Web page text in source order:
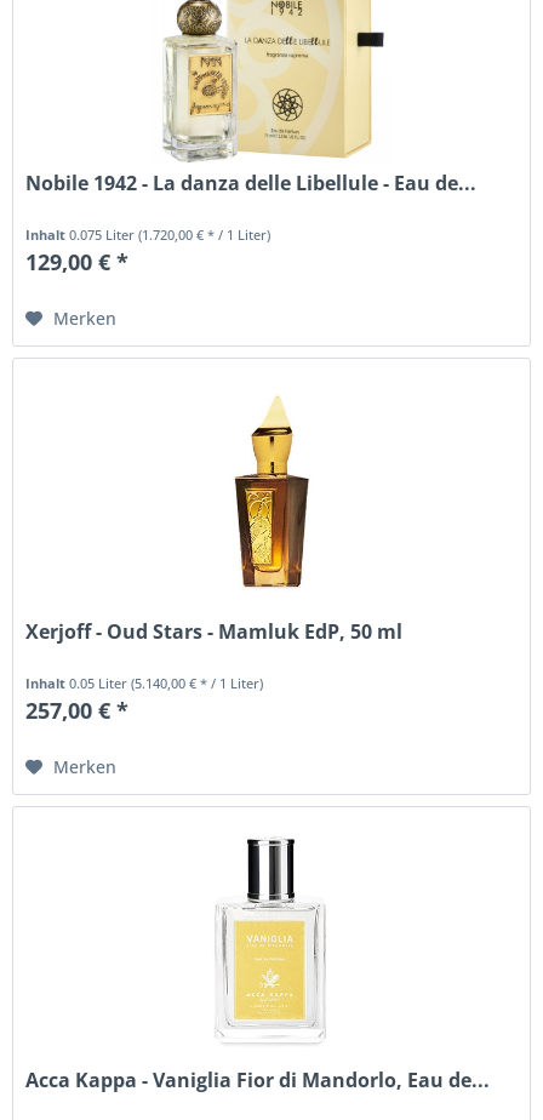
Nobile 1942 - La danza delle Libellule - Eau de...
Inhalt0.075 Liter(1.720,00 € * / 1 Liter)
129,00 € *
Merken
Xerjoff - Oud Stars - Mamluk EdP, 50 ml
Inhalt0.05 Liter(5.140,00 € * / 1 Liter)
257,00 € *
Merken
Acca Kappa - Vaniglia Fior di Mandorlo, Eau de...